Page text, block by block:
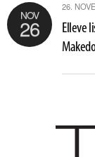
NOV
26
26.
Elleve